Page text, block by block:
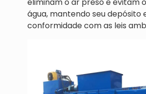
eliminam o ar preso e evitam
água, mantendo seu depósito
conformidade com as leis